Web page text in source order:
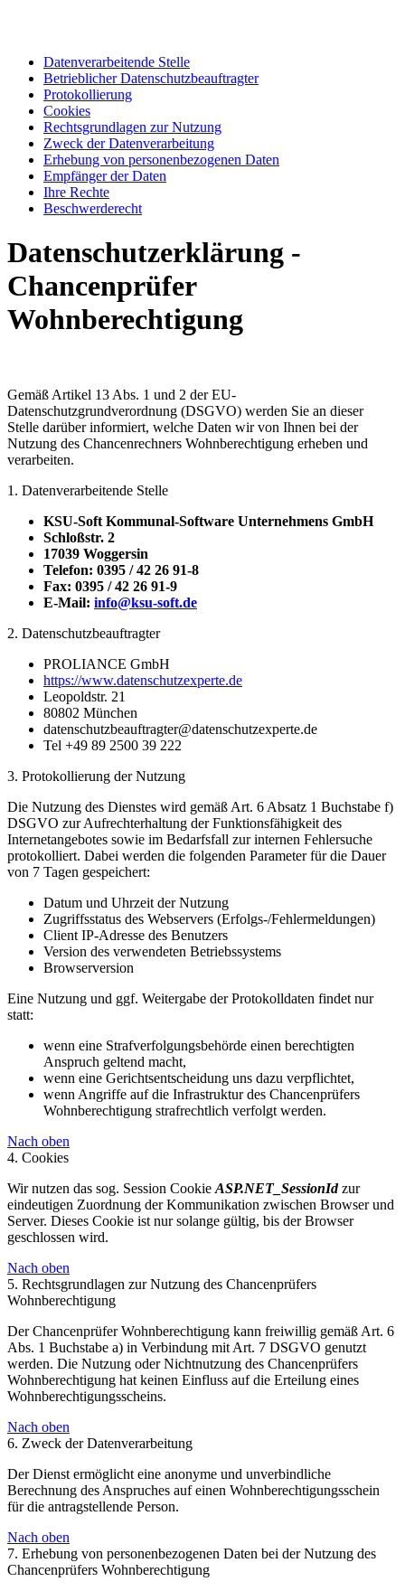
Datenverarbeitende Stelle
Betrieblicher Datenschutzbeauftragter
Protokollierung
Cookies
Rechtsgrundlagen zur Nutzung
Zweck der Datenverarbeitung
Erhebung von personenbezogenen Daten
Empfänger der Daten
Ihre Rechte
Beschwerderecht
Datenschutzerklärung -
Chancenprüfer
Wohnberechtigung
Gemäß Artikel 13 Abs. 1 und 2 der EU-
Datenschutzgrundverordnung (DSGVO) werden Sie an dieser
Stelle darüber informiert, welche Daten wir von Ihnen bei der
Nutzung des Chancenrechners Wohnberechtigung erheben und
verarbeiten.
1. Datenverarbeitende Stelle
KSU-Soft Kommunal-Software Unternehmens GmbH
Schloßstr. 2
17039 Woggersin
Telefon: 0395 / 42 26 91-8
Fax: 0395 / 42 26 91-9
E-Mail: info@ksu-soft.de
2. Datenschutzbeauftragter
PROLIANCE GmbH
https://www.datenschutzexperte.de
Leopoldstr. 21
80802 München
datenschutzbeauftragter@datenschutzexperte.de
Tel +49 89 2500 39 222
3. Protokollierung der Nutzung
Die Nutzung des Dienstes wird gemäß Art. 6 Absatz 1 Buchstabe f)
DSGVO zur Aufrechterhaltung der Funktionsfähigkeit des
Internetangebotes sowie im Bedarfsfall zur internen Fehlersuche
protokolliert. Dabei werden die folgenden Parameter für die Dauer
von 7 Tagen gespeichert:
Datum und Uhrzeit der Nutzung
Zugriffsstatus des Webservers (Erfolgs-/Fehlermeldungen)
Client IP-Adresse des Benutzers
Version des verwendeten Betriebssystems
Browserversion
Eine Nutzung und ggf. Weitergabe der Protokolldaten findet nur
statt:
wenn eine Strafverfolgungsbehörde einen berechtigten
Anspruch geltend macht,
wenn eine Gerichtsentscheidung uns dazu verpflichtet,
wenn Angriffe auf die Infrastruktur des Chancenprüfers
Wohnberechtigung strafrechtlich verfolgt werden.
Nach oben
4. Cookies
Wir nutzen das sog. Session Cookie ASP.NET_SessionIdzur
eindeutigen Zuordnung der Kommunikation zwischen Browser und
Server. Dieses Cookie ist nur solange gültig, bis der Browser
geschlossen wird.
Nach oben
5. Rechtsgrundlagen zur Nutzung des Chancenprüfers
Wohnberechtigung
Der Chancenprüfer Wohnberechtigung kann freiwillig gemäß Art. 6
Abs. 1 Buchstabe a) in Verbindung mit Art. 7 DSGVO genutzt
werden. Die Nutzung oder Nichtnutzung des Chancenprüfers
Wohnberechtigung hat keinen Einfluss auf die Erteilung eines
Wohnberechtigungsscheins.
Nach oben
6. Zweck der Datenverarbeitung
Der Dienst ermöglicht eine anonyme und unverbindliche
Berechnung des Anspruches auf einen Wohnberechtigungsschein
für die antragstellende Person.
Nach oben
7. Erhebung von personenbezogenen Daten bei der Nutzung des
Chancenprüfers Wohnberechtigung